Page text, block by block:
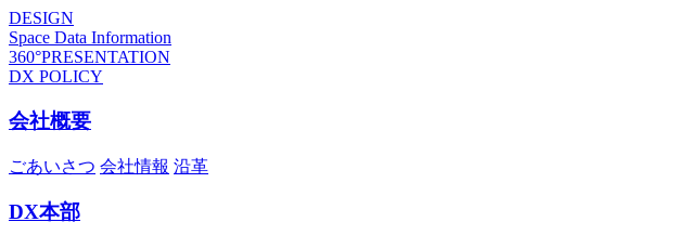
DESIGN
Space Data Information
360°PRESENTATION
DX POLICY
会社概要
ごあいさつ 会社情報 沿革
DX本部